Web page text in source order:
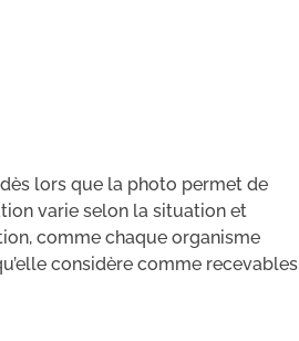
lors que la photo permet de
varie selon la situation et
comme chaque organisme
considère comme recevables